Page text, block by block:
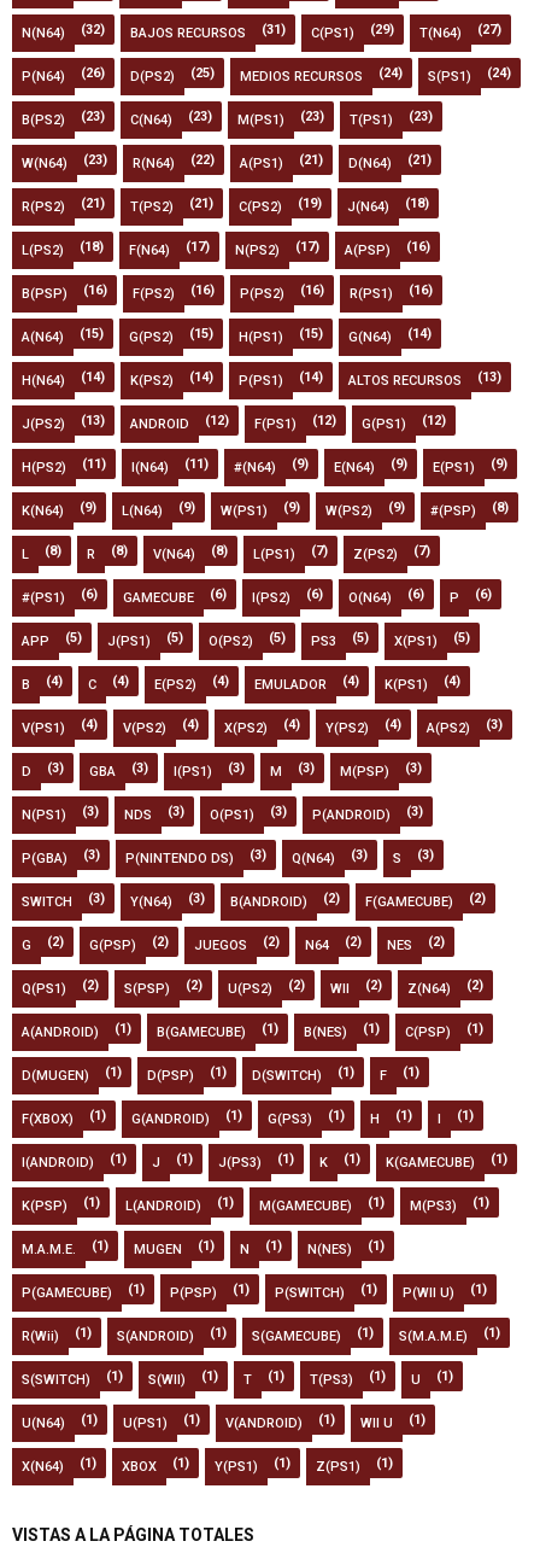
N(N64) (32) BAJOS RECURSOS (31) C(PS1) (29) T(N64) (27)
P(N64) (26) D(PS2) (25) MEDIOS RECURSOS (24) S(PS1) (24)
B(PS2) (23) C(N64) (23) M(PS1) (23) T(PS1) (23)
W(N64) (23) R(N64) (22) A(PS1) (21) D(N64) (21)
R(PS2) (21) T(PS2) (21) C(PS2) (19) J(N64) (18)
L(PS2) (18) F(N64) (17) N(PS2) (17) A(PSP) (16)
B(PSP) (16) F(PS2) (16) P(PS2) (16) R(PS1) (16)
A(N64) (15) G(PS2) (15) H(PS1) (15) G(N64) (14)
H(N64) (14) K(PS2) (14) P(PS1) (14) ALTOS RECURSOS (13)
J(PS2) (13) ANDROID (12) F(PS1) (12) G(PS1) (12)
H(PS2) (11) I(N64) (11) #(N64) (9) E(N64) (9) E(PS1) (9)
K(N64) (9) L(N64) (9) W(PS1) (9) W(PS2) (9) #(PSP) (8)
L (8) R (8) V(N64) (8) L(PS1) (7) Z(PS2) (7)
#(PS1) (6) GAMECUBE (6) I(PS2) (6) O(N64) (6) P (6)
APP (5) J(PS1) (5) O(PS2) (5) PS3 (5) X(PS1) (5)
B (4) C (4) E(PS2) (4) EMULADOR (4) K(PS1) (4)
V(PS1) (4) V(PS2) (4) X(PS2) (4) Y(PS2) (4) A(PS2) (3)
D (3) GBA (3) I(PS1) (3) M (3) M(PSP) (3)
N(PS1) (3) NDS (3) O(PS1) (3) P(ANDROID) (3)
P(GBA) (3) P(NINTENDO DS) (3) Q(N64) (3) S (3)
SWITCH (3) Y(N64) (3) B(ANDROID) (2) F(GAMECUBE) (2)
G (2) G(PSP) (2) JUEGOS (2) N64 (2) NES (2)
Q(PS1) (2) S(PSP) (2) U(PS2) (2) WII (2) Z(N64) (2)
A(ANDROID) (1) B(GAMECUBE) (1) B(NES) (1) C(PSP) (1)
D(MUGEN) (1) D(PSP) (1) D(SWITCH) (1) F (1)
F(XBOX) (1) G(ANDROID) (1) G(PS3) (1) H (1) (1)
I(ANDROID) (1) J (1) J(PS3) (1) K (1) K(GAMECUBE) (1)
K(PSP) (1) L(ANDROID) (1) M(GAMECUBE) (1) M(PS3) (1)
M.A.M.E. (1) MUGEN (1) N (1) N(NES) (1)
P(GAMECUBE) (1) P(PSP) (1) P(SWITCH) (1) P(WII U) (1)
R(Wii) (1) S(ANDROID) (1) S(GAMECUBE) (1) S(M.A.M.E) (1)
S(SWITCH) (1) S(WII) (1) T (1) T(PS3) (1) U (1)
U(N64) (1) U(PS1) (1) V(ANDROID) (1) WII U (1)
X(N64) (1) XBOX (1) Y(PS1) (1) Z(PS1) (1)
VISTAS A LA PÁGINA TOTALES